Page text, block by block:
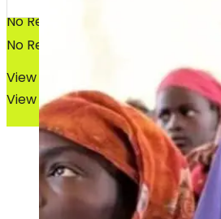
No Result
View All Result
No Result
View All Result